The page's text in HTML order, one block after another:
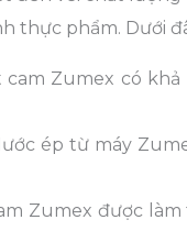
thực phẩm. Dưới
cam Zumex có
ép từ máy
Zumex được